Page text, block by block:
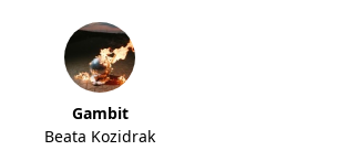
Gambit
Beata Kozidrak